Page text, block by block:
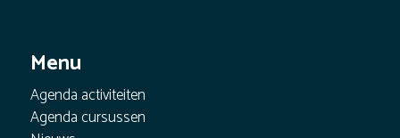
Menu
Agenda activiteiten
Agenda cursussen